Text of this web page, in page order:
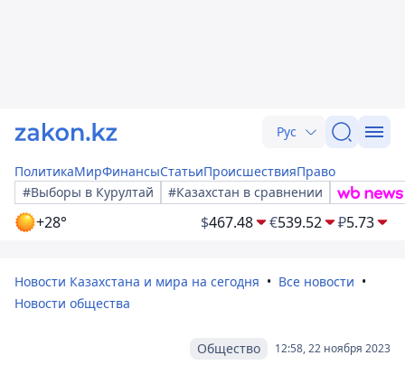
Рус
ПолитикаМирФинансыСтатьиПроисшествияПраво
#Выборы в Курултай
#Казахстан в сравнении
+28° $467.48 €539.52 ₽5.73
Новости Казахстана и мира на сегодня
Все новости
Новости общества
12:58, 22 ноября 2023
Общество